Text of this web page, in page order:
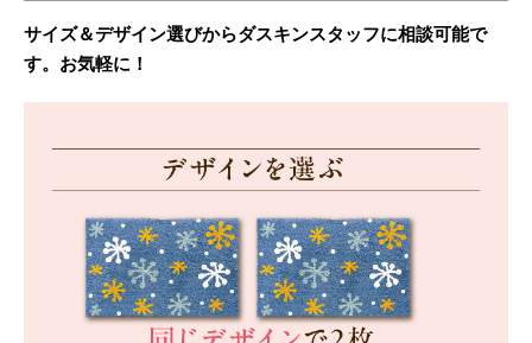
サイズ＆デザイン選びからダスキンスタッフに相談可能で
す。お気軽に！